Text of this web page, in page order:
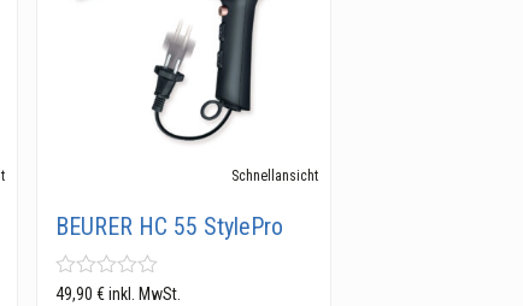
Schnellansicht
BEURER HC 55 StylePro
49,90 €inkl. MwSt.